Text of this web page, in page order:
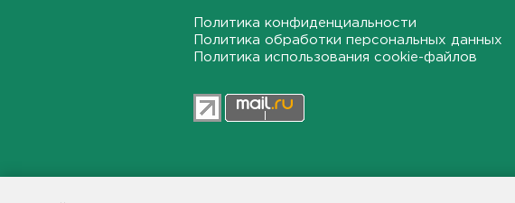
девятилетнего мальчика,
Политика конфиденциальности
Политика обработки персональных данных
Политика использования cookie-файлов